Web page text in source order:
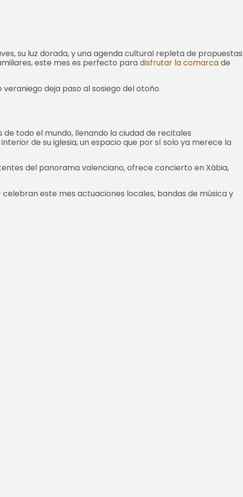
su luz dorada, y una agenda cultural repleta de propuestas
este mes es perfecto paradisfrutar la comarcade
deja paso al sosiego del otoño.
todo el mundo, llenando la ciudad de recitales
de su iglesia, un espacio que por sí solo ya merece la
del panorama valenciano, ofrece concierto en Xàbia,
este mes actuaciones locales, bandas de música y